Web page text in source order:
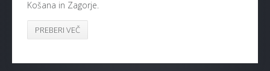
Košana in Zagorje.
PREBERI VEČ